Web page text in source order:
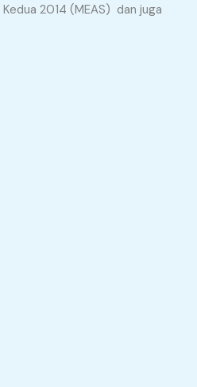
lebih baik dari bersendirian
lebih 20 pasukan yang aktif
pasaran.
SETERUSNYA?
ANDA BUAT??
untuk mendapatkan khidmat
anda berjalan dengan
hasil yang memuaskan.
2014 (MEAS) dan juga